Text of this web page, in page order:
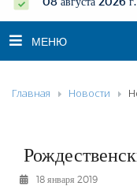
МЕНЮ
НОВОСТИ
К СВЕДЕНИЮ
КОНКУРСЫ
Главная Новости
18 января 2019